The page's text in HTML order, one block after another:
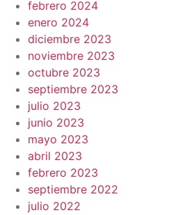
febrero 2024
enero 2024
diciembre 2023
noviembre 2023
octubre 2023
septiembre 2023
julio 2023
junio 2023
mayo 2023
abril 2023
febrero 2023
septiembre 2022
julio 2022